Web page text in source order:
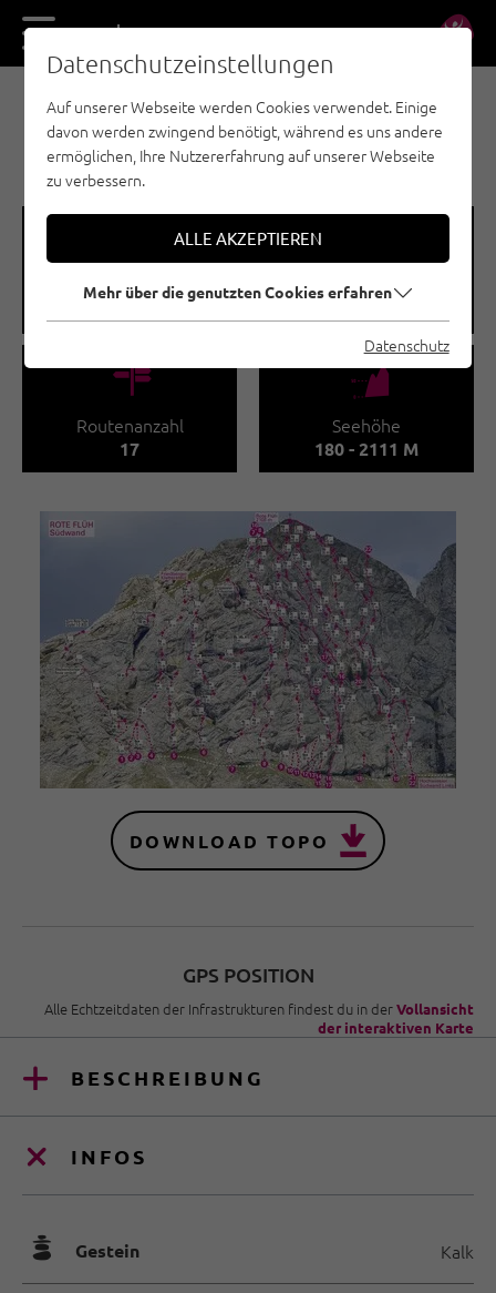
DE EN
MEHRSEILLÄNGE - TANNHEIMER TAL
ROTE FLÜH
🞽
Schwierigkeitsgrad
🔹
Routenlänge
🍫
Routenanzahl
17
🞱
Seehöhe
180 - 2111 M
DOWNLOAD TOPO
GPS POSITION
Alle Echtzeitdaten der Infrastrukturen findest du in derVollansicht
der interaktiven Karte
BESCHREIBUNG
INFOS
🞾 Gestein Kalk
Datenschutzeinstellungen
Auf unserer Webseite werden Cookies verwendet. Einige
davon werden zwingend benötigt, während es uns andere
ermöglichen, Ihre Nutzererfahrung auf unserer Webseite
zu verbessern.
ALLE AKZEPTIEREN
Mehr über die genutzten Cookies erfahren
Datenschutz